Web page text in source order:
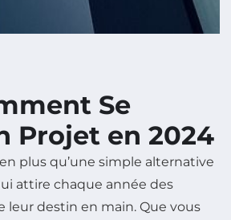
Se
Projet en 2024
plus qu’une simple alternative
attire chaque année des
leur destin en main. Que vous